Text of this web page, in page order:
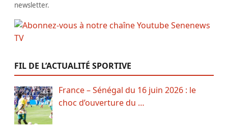
newsletter.
FIL DE L’ACTUALITÉ SPORTIVE
France – Sénégal du 16 juin 2026 : le
choc d’ouverture du …